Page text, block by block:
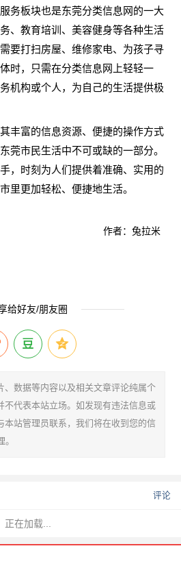
务板块也是东莞分类信息网的一大
、教育培训、美容健身等各种生活
要打扫房屋、维修家电、为孩子寻
时，只需在分类信息网上轻轻一
机构或个人，为自己的生活提供极
丰富的信息资源、便捷的操作方式
莞市民生活中不可或缺的一部分。
，时刻为人们提供着准确、实用的
里更加轻松、便捷地生活。
作者：兔拉米
给好友/朋友圈
、数据等内容以及相关文章评论纯属个
不代表本站立场。如发现有违法信息或
本站管理员联系，我们将在收到您的信
评论
正在加载...